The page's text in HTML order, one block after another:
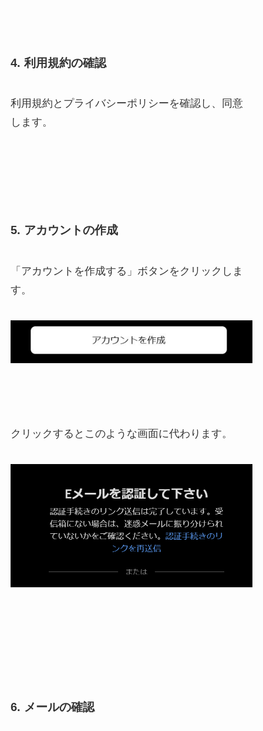
4. 利用規約の確認
利用規約とプライバシーポリシーを確認し、同意
します。
5. アカウントの作成
「アカウントを作成する」ボタンをクリックしま
す。
クリックするとこのような画面に代わります。
6. メールの確認